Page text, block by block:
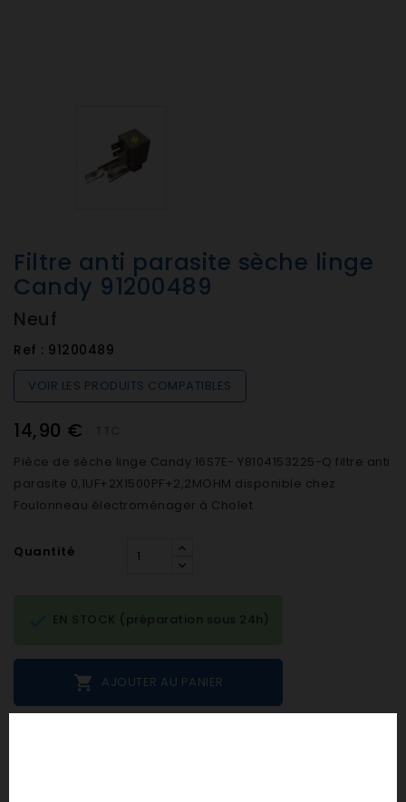
Filtre anti parasite sèche linge
Candy 91200489
Neuf
Ref : 91200489
VOIR LES PRODUITS COMPATIBLES
14,90 €
Pièce de sèche linge Candy 16S7E- Y8104153225-Q filtre anti
parasite 0,1UF+2X1500PF+2,2MOHM disponible chez
Foulonneau électroménager à Cholet
Quantité
 AJOUTER AU PANIER
EN STOCK (préparation sous 24h)